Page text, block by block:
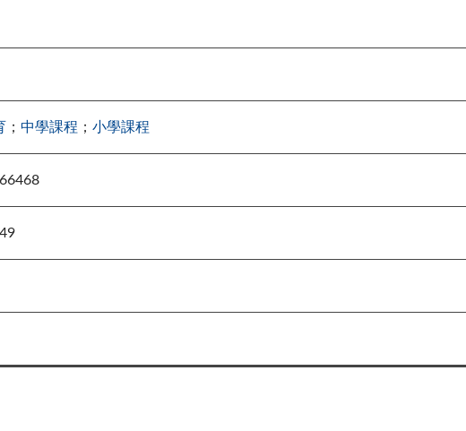
； 中學課程 ； 小學課程